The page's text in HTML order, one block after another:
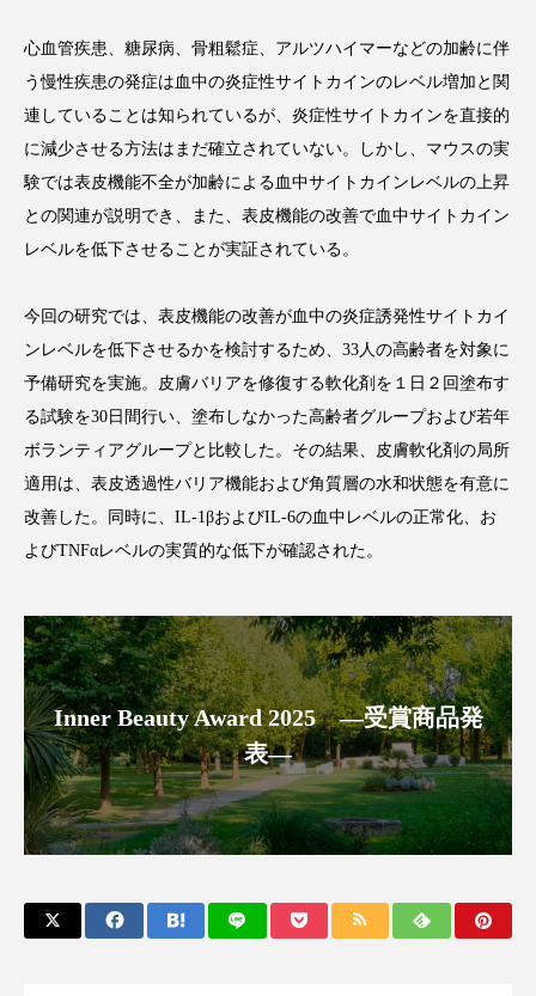
FEATURED 注目の企画
TAG LIST タグ一覧
AI B2B BeautyTech ChatGPT
Gemini Instagram SaaS SNS
TikTok アスタキサンチン
アンチエイジング アンチソリチュード
インタビュー インナービューティー 冷え
インナービューティーアワード2025受賞商品
ウェアラブルデバイス ウェルネス
ウェルビーイング エイジングケア
エクソソーム オーガニック オゾン
カウンセラー カウンセリング
心血管疾患、糖尿病、骨粗鬆症、アルツハイマーなどの加齢に伴
う慢性疾患の発症は血中の炎症性サイトカインのレベル増加と関
連していることは知られているが、炎症性サイトカインを直接的
に減少させる方法はまだ確立されていない。しかし、マウスの実
験では表皮機能不全が加齢による血中サイトカインレベルの上昇
との関連が説明でき、また、表皮機能の改善で血中サイトカイン
レベルを低下させることが実証されている。
今回の研究では、表皮機能の改善が血中の炎症誘発性サイトカイ
ンレベルを低下させるかを検討するため、 33人の高齢者を対象に
予備研究を実施。皮膚バリアを修復する軟化剤を１日２回塗布す
る試験を30 日間行い、塗布しなかった高齢者グループおよび若年
ボランティアグループと比較した。その結果、皮膚軟化剤の局所
適用は、表皮透過性バリア機能および角質層の水和状態を有意に
改善した。同時に、 IL-1βおよびIL-6の血中レベルの正常化、お
よびTNFαレベルの実質的な低下が確認された。
Inner Beauty Award 2025 ―受賞商品発
表―